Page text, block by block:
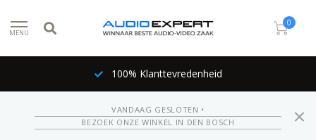
MENU
0
100% Klanttevredenheid
VANDAAG GESLOTEN •
BEZOEK ONZE WINKEL IN DEN BOSCH